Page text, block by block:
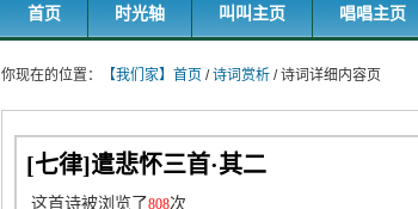
首页 时光轴 叫叫主页 唱唱主页
你现在的位置： 【我们家】首页 /诗词赏析 / 诗词详细内容页
[七律]遣悲怀三首·其二
这首诗被浏览了808次